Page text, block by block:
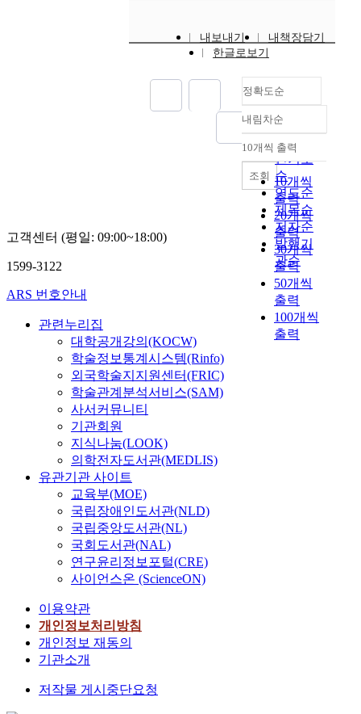
내보내기
내책장담기
한글로보기
정확도순
정확도
순
인기도
순
연도순
제목순
저자순
발행기
관순
내림차순
내림차순
10개씩 출력
10개씩
출력
20개씩
출력
30개씩
출력
50개씩
출력
100개씩
출력
조회
고객센터 (평일: 09:00~18:00)
1599-3122
ARS 번호안내
관련누리집
대학공개강의(KOCW)
학술정보통계시스템(Rinfo)
외국학술지지원센터(FRIC)
학술관계분석서비스(SAM)
사서커뮤니티
기관회원
지식나눔(LOOK)
의학전자도서관(MEDLIS)
유관기관 사이트
교육부(MOE)
국립장애인도서관(NLD)
국립중앙도서관(NL)
국회도서관(NAL)
연구윤리정보포털(CRE)
사이언스온 (ScienceON)
이용약관
개인정보처리방침
개인정보 재동의
기관소개
저작물 게시중단요청